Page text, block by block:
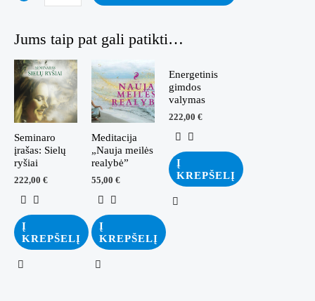
kiekis:
paketas
"Naujų
santykių
kūryba"
Jums taip pat gali patikti…
Seminaro
įrašas: Sielų
ryšiai
222,00 €
Į
KREPŠELĮ
Meditacija
„Nauja meilės
realybė”
55,00 €
Į
KREPŠELĮ
Energetinis
gimdos
valymas
222,00 €
Į
KREPŠELĮ